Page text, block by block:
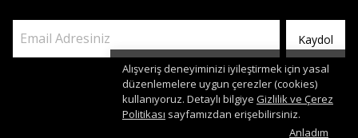
Alışveriş deneyiminizi iyileştirmek için yasal
düzenlemelere uygun çerezler (cookies)
kullanıyoruz. Detaylı bilgiye Gizlilik ve Çerez
Politikası sayfamızdan erişebilirsiniz.
Anladım
Kaydol